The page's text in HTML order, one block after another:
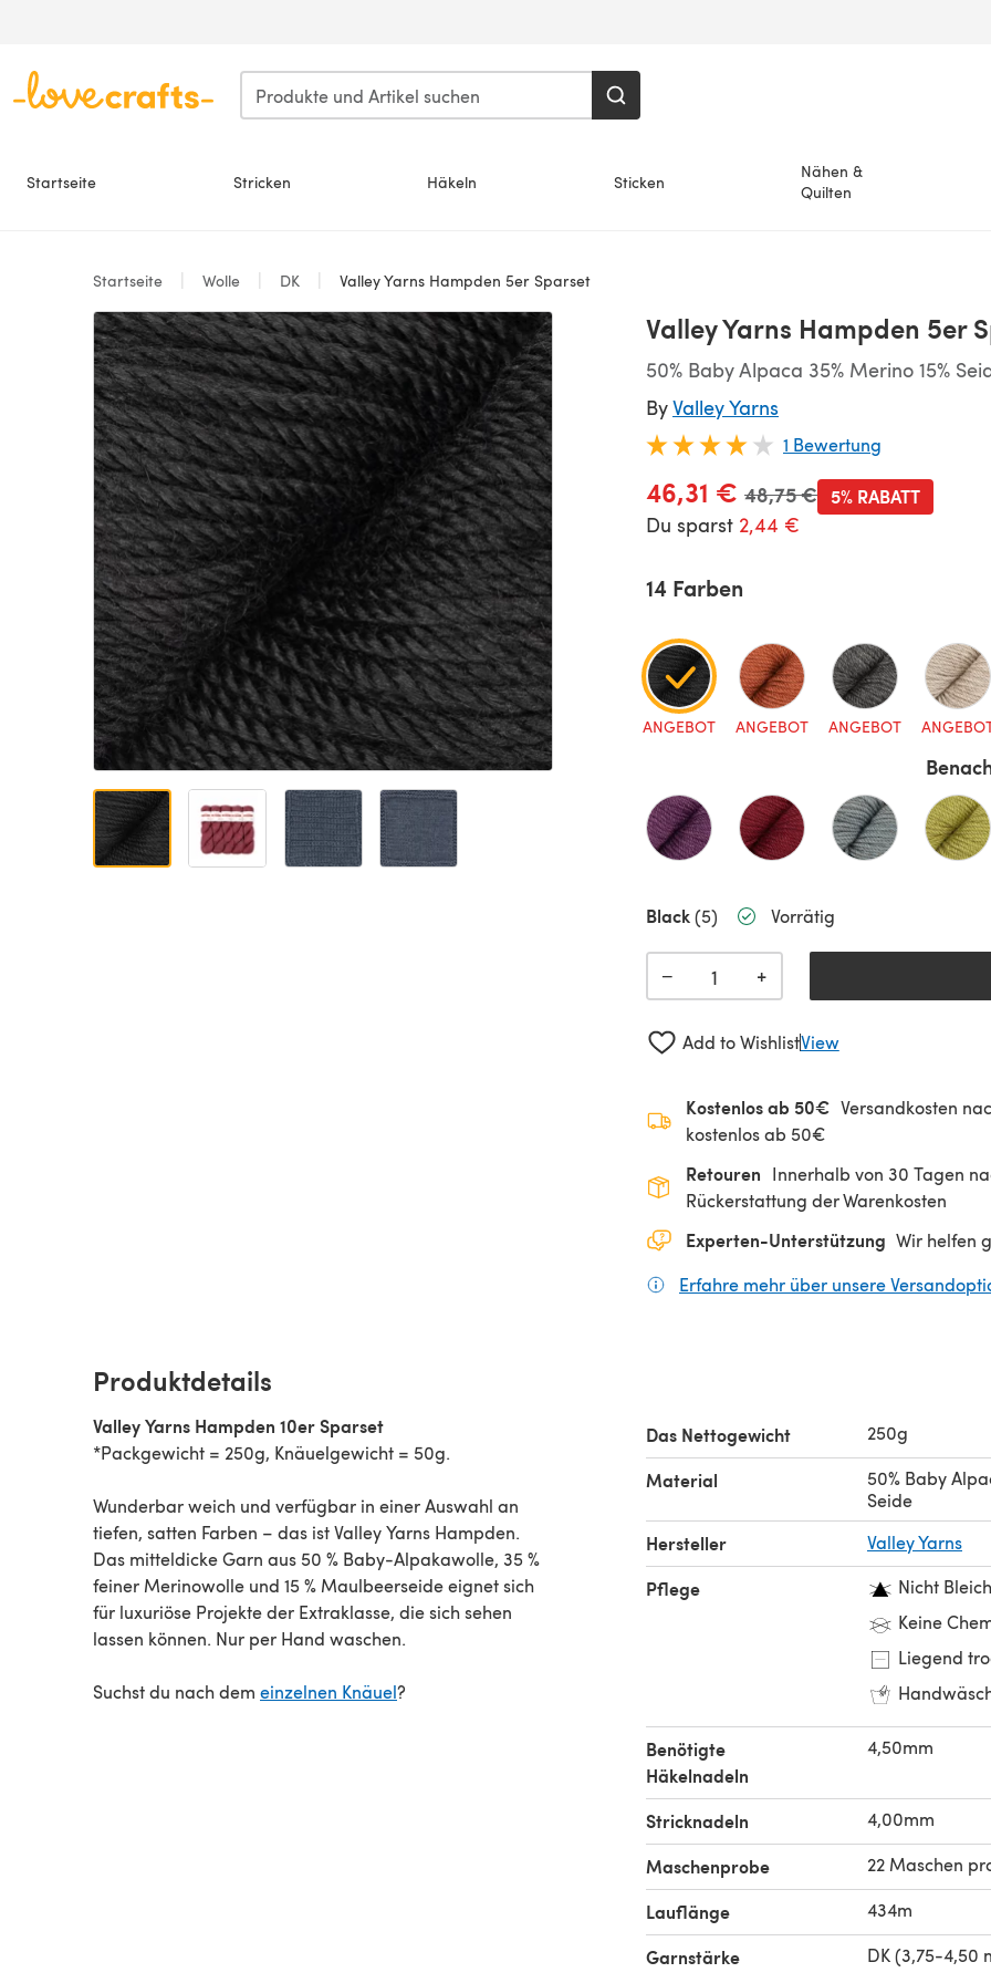
Startseite Stricken Häkeln Sticken
Nähen &
Quilten
Startseite Wolle DK Valley Yarns Hampden 5er Sparset
Valley Yarns Hampden 5er
50% Baby Alpaca 35% Merino 15%
ByValley Yarns
1 Bewertung
46,31 € Alter Preis
48,75 €
Du sparst 2,44 €
5% RABATT
14 Farben
ANGEBOT ANGEBOT ANGEBOT
Black(5) Vorrätig
− +
Add to WishlistView
Kostenlos ab 50€ Versandkosten
kostenlos ab 50€
Retouren Innerhalb von 30 Tagen
Rückerstattung der Warenkosten
Experten-Unterstützung Wir helfen
Erfahre mehr über unsere
Produktdetails
Valley Yarns Hampden 10er Sparset
*Packgewicht = 250g, Knäuelgewicht = 50g.
Wunderbar weich und verfügbar in einer Auswahl an
tiefen, satten Farben – das ist Valley Yarns Hampden.
Das mitteldicke Garn aus 50 % Baby-Alpakawolle, 35 %
feiner Merinowolle und 15 % Maulbeerseide eignet sich
für luxuriöse Projekte der Extraklasse, die sich sehen
lassen können. Nur per Hand waschen.
Suchst du nach dem einzelnen Knäuel?
Das Nettogewicht 250g
Material
50% Baby
Seide
Hersteller Valley Yarns
Pflege
Nicht
Keine
Liegend
Benötigte
Häkelnadeln
4,50mm
Stricknadeln 4,00mm
Maschenprobe 22 Maschen
Lauflänge 434m
Garnstärke DK (3,75-4,50